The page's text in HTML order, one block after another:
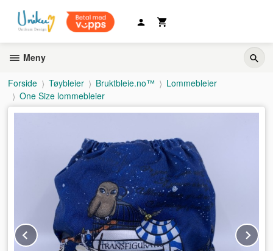
innholdet
Meny
Forside Tøybleier Bruktbleie.no™
Lommebleier
One Size lommebleier
Prev